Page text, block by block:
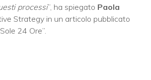
processi”, ha spiegato Paola
Strategy in un articolo pubblicato
24 Ore”.